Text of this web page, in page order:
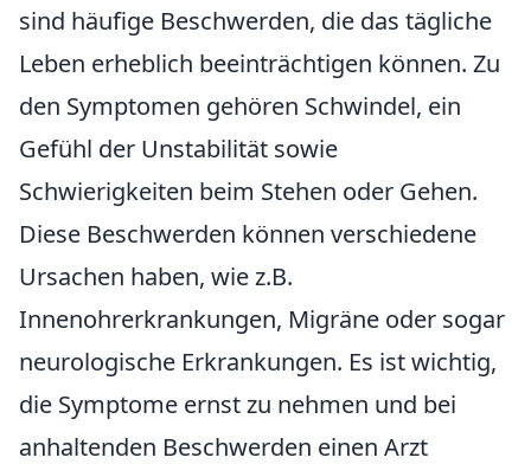
sind häufige Beschwerden, die das tägliche
Leben erheblich beeinträchtigen können. Zu
den Symptomen gehören Schwindel, ein
Gefühl der Unstabilität sowie
Schwierigkeiten beim Stehen oder Gehen.
Diese Beschwerden können verschiedene
Ursachen haben, wie z.B.
Innenohrerkrankungen, Migräne oder sogar
neurologische Erkrankungen. Es ist wichtig,
die Symptome ernst zu nehmen und bei
anhaltenden Beschwerden einen Arzt